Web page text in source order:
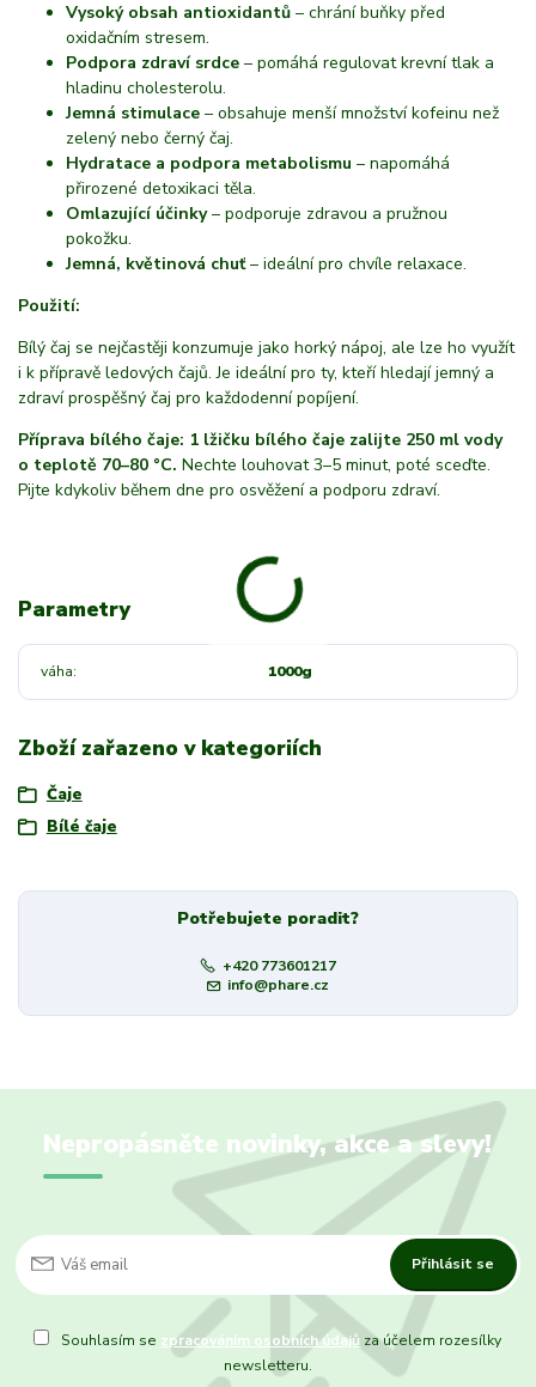
Vysoký obsah antioxidantů – chrání buňky před
oxidačním stresem.
Podpora zdraví srdce – pomáhá regulovat krevní tlak a
hladinu cholesterolu.
Jemná stimulace – obsahuje menší množství kofeinu než
zelený nebo černý čaj.
Hydratace a podpora metabolismu – napomáhá
přirozené detoxikaci těla.
Omlazující účinky– podporuje zdravou a pružnou
pokožku.
Jemná, květinová chuť– ideální pro chvíle relaxace.
Použití:
Bílý čaj se nejčastěji konzumuje jako horký nápoj, ale lze ho využít
i k přípravě ledových čajů. Je ideální pro ty, kteří hledají jemný a
zdraví prospěšný čaj pro každodenní popíjení.
Příprava bílého čaje: 1 lžičku bílého čaje zalijte 250 ml vody
o teplotě 70–80 °C. Nechte louhovat 3–5 minut, poté sceďte.
Pijte kdykoliv během dne pro osvěžení a podporu zdraví.
Parametry
váha 1000g
Zboží zařazeno v kategoriích
Čaje
Bílé čaje
Potřebujete poradit?
+420 773601217
info@phare.cz
Nepropásněte novinky, akce a slevy!
Přihlásit se
Souhlasím se zpracováním osobních údajů za účelem rozesílky
newsletteru.